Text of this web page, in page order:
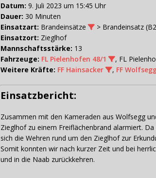
Datum: 9. Juli 2023 um 15:45 Uhr
Dauer: 30 Minuten
Einsatzart: Brandeinsätze > Brandeinsatz
Einsatzort: Zieglhof
Mannschaftsstärke: 13
Fahrzeuge: FL Pielenhofen 48/1
, FL
Weitere Kräfte: FF Hainsacker , FF
Einsatzbericht:
Zusammen mit den Kameraden aus Wolfsegg
Zieglhof zu einem Freiflächenbrand alarmiert.
sich die Wehren rund um den Zieglhof zur
Somit konnten wir nach kurzer Zeit und bei
und in die Naab zurückkehren.